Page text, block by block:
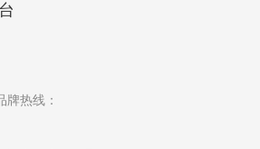
牌热线：